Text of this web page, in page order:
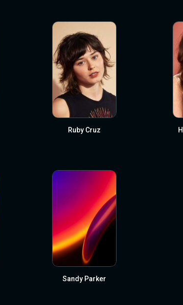
Ruby Cruz
Sandy Parker